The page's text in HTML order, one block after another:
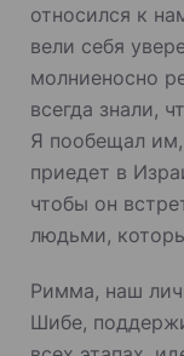
относился к
вели себя
молниеносно
всегда знали,
Я пообещал им,
приедет в
чтобы он
людьми,
Римма, наш
Шибе,